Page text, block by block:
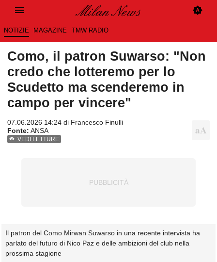
NOTIZIE MAGAZINE TMW RADIO
Como, il patron Suwarso: "Non
credo che lotteremo per lo
Scudetto ma scenderemo in
campo per vincere"
07.06.2026 14:24 di Francesco Finulli
Fonte: ANSA
VEDI LETTURE
Il patron del Como Mirwan Suwarso in una recente intervista ha
parlato del futuro di Nico Paz e delle ambizioni del club nella
prossima stagione